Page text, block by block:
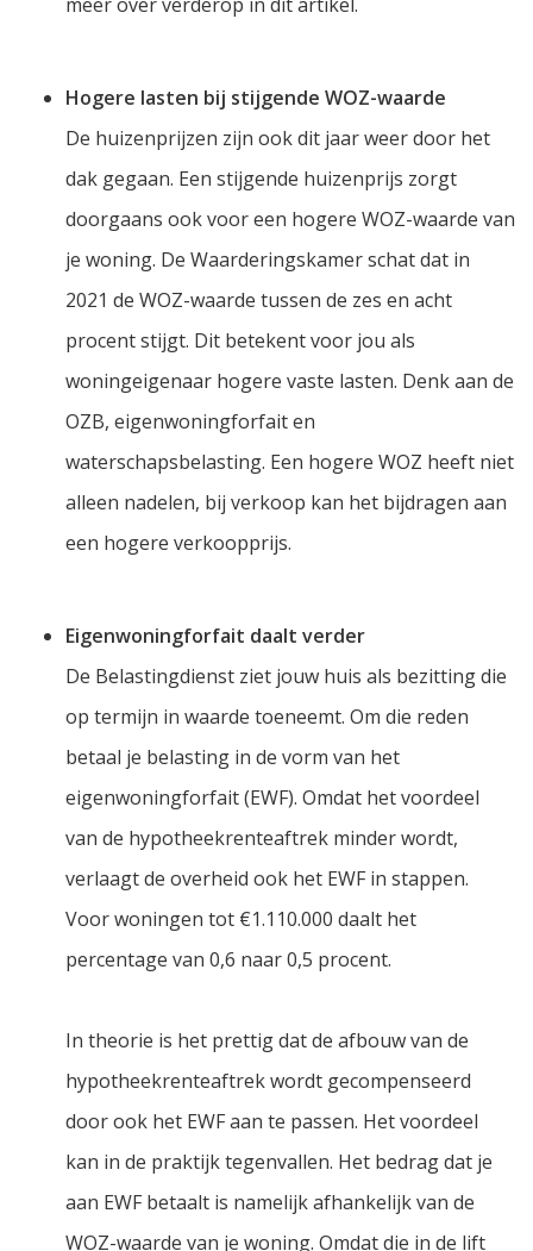
Hogere lasten bij stijgende WOZ-waarde
De huizenprijzen zijn ook dit jaar weer door het
dak gegaan. Een stijgende huizenprijs zorgt
doorgaans ook voor een hogere WOZ-waarde van
je woning. De Waarderingskamer schat dat in
2021 de WOZ-waarde tussen de zes en acht
procent stijgt. Dit betekent voor jou als
woningeigenaar hogere vaste lasten. Denk aan de
OZB, eigenwoningforfait en
waterschapsbelasting. Een hogere WOZ heeft niet
alleen nadelen, bij verkoop kan het bijdragen aan
een hogere verkoopprijs.
Eigenwoningforfait daalt verder
De Belastingdienst ziet jouw huis als bezitting die
op termijn in waarde toeneemt. Om die reden
betaal je belasting in de vorm van het
eigenwoningforfait (EWF). Omdat het voordeel
van de hypotheekrenteaftrek minder wordt,
verlaagt de overheid ook het EWF in stappen.
Voor woningen tot €1.110.000 daalt het
percentage van 0,6 naar 0,5 procent.
In theorie is het prettig dat de afbouw van de
hypotheekrenteaftrek wordt gecompenseerd
door ook het EWF aan te passen. Het voordeel
kan in de praktijk tegenvallen. Het bedrag dat je
aan EWF betaalt is namelijk afhankelijk van de
WOZ-waarde van je woning. Omdat die in de lift